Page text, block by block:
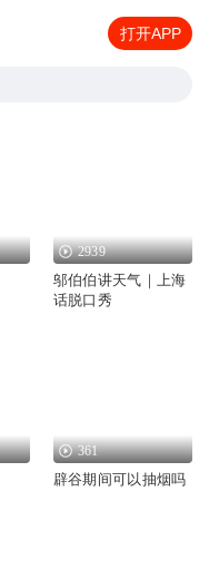
打开APP
2939
邬伯伯讲天气｜上海
话脱口秀
361
辟谷期间可以抽烟吗